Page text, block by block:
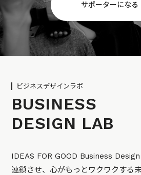
サポーターになる
ビジネスデザインラボ
BUSINESS
DESIGN LAB
IDEAS FOR GOOD Business
連鎖させ、心がもっとワクワクする